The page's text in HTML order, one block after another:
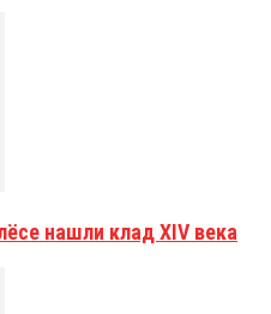
нашли клад XIV века